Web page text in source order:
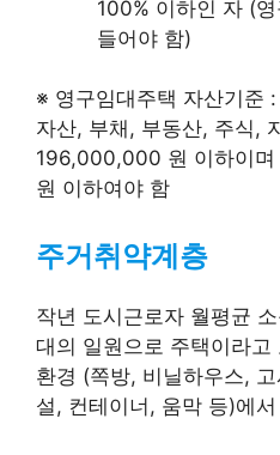
100% 이하인 자 (
들어야 함)
※ 영구임대주택 자산기준
자산, 부채, 부동산, 주식,
196,000,000 원 이하이
원 이하여야 함
주거취약계층
작년 도시근로자 월평균
대의 일원으로 주택이라
환경 (쪽방, 비닐하우스,
설, 컨테이너, 움막 등)에